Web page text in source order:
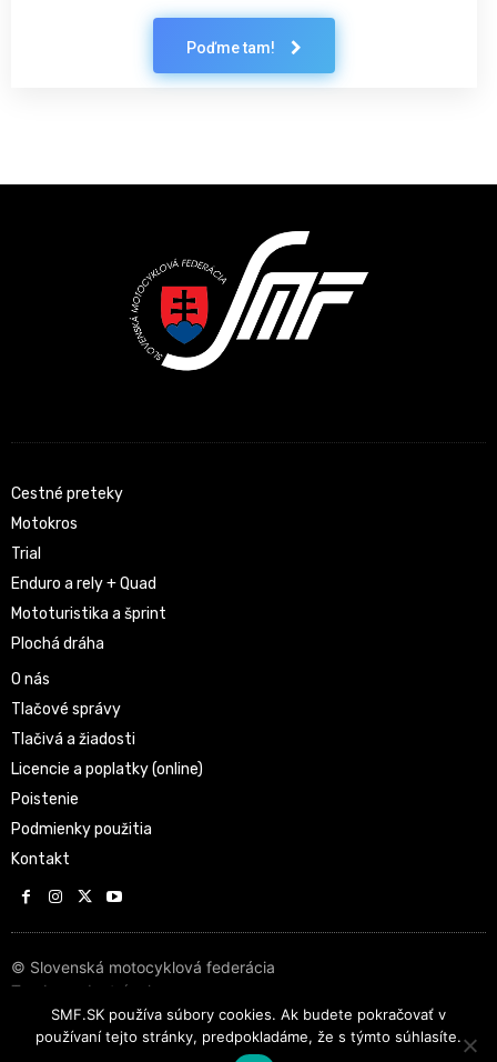
Poďme tam!
Cestné preteky
Motokros
Trial
Enduro a rely + Quad
Mototuristika a šprint
Plochá dráha
O nás
Tlačové správy
Tlačivá a žiadosti
Licencie a poplatky (online)
Poistenie
Podmienky použitia
Kontakt
© Slovenská motocyklová federácia
Tvorba web stránok
SMF.SK používa súbory cookies. Ak budete pokračovať v
používaní tejto stránky, predpokladáme, že s týmto súhlasíte.